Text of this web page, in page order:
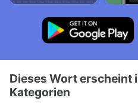
Dieses Wort erscheint
Kategorien